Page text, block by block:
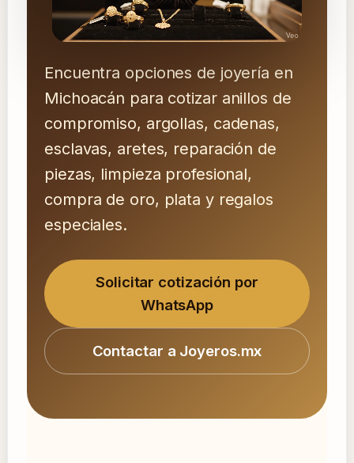
Encuentra opciones de joyería en
Michoacán para cotizar anillos de
compromiso, argollas, cadenas,
esclavas, aretes, reparación de
piezas, limpieza profesional,
compra de oro, plata y regalos
especiales.
Solicitar cotización por
WhatsApp
Contactar a Joyeros.mx